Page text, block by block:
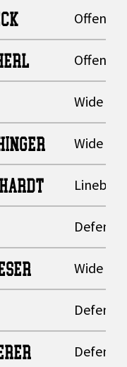
Wide
Wide
Wide